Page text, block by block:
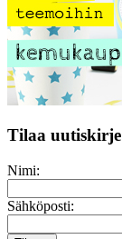
Tilaa uutiskirje
Nimi:
Sähköposti: